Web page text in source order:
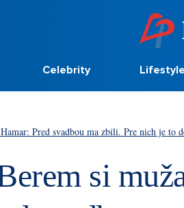
Celebrity Lifestyle
Pred svadbou ma zbili. Pre nich je to
si